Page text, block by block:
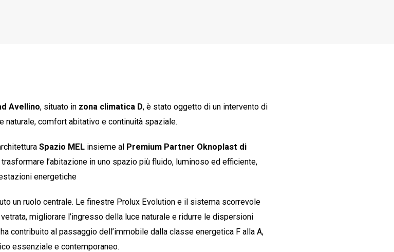
Avellino, situato in zona climatica D, è stato oggetto di un intervento di
comfort abitativo e continuità spaziale.
Spazio MEL insieme al Premium Partner Oknoplast di
l’abitazione in uno spazio più fluido, luminoso ed efficiente,
energetiche
un ruolo centrale. Le finestre Prolux Evolution e il sistema scorrevole
migliorare l’ingresso della luce naturale e ridurre le dispersioni
contribuito al passaggio dell’immobile dalla classe energetica F alla A,
essenziale e contemporaneo.